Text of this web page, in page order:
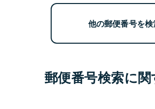
他の郵便番号を
郵便番号検索に